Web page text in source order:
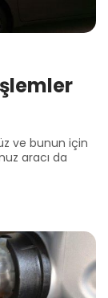
ve bunun için
aracı da